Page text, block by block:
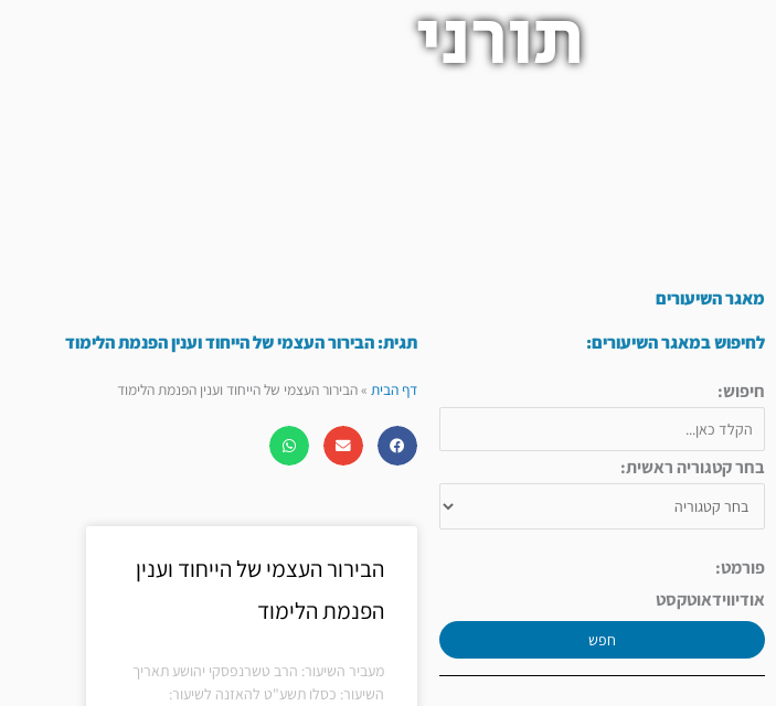
תורני
מאגר השיעורים
לחיפוש במאגר השיעורים:
חיפוש:
בחר קטגוריה ראשית:
פורמט:
אודיווידאוטקסט
חפש
תגית: הבירור העצמי של הייחוד וענין הפנמת הלימוד
דף הבית»הבירור העצמי של הייחוד וענין הפנמת הלימוד
הבירור העצמי של הייחוד וענין
הפנמת הלימוד
מעביר השיעור: הרב טשרנפסקי יהושע תאריך
השיעור: כסלו תשע"ט להאזנה לשיעור: